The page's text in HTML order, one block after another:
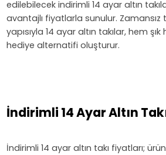
edilebilecek indirimli 14 ayar altın
avantajlı fiyatlarla sunulur. Zamansız
yapısıyla 14 ayar altın takılar, hem şık
hediye alternatifi oluşturur.
İndirimli 14 Ayar Altın
İndirimli 14 ayar altın takı fiyatları;